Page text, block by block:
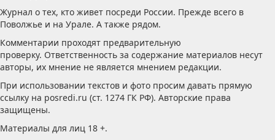
Журнал о тех, кто живет посреди России. Прежде всего в
Поволжье и на Урале. А также рядом.
Комментарии проходят предварительную
проверку. Ответственность за содержание материалов несут
авторы, их мнение не является мнением редакции.
При использовании текстов и фото просим давать прямую
ссылку на posredi.ru (ст. 1274 ГК РФ). Авторские права
защищены.
Материалы для лиц 18 +.